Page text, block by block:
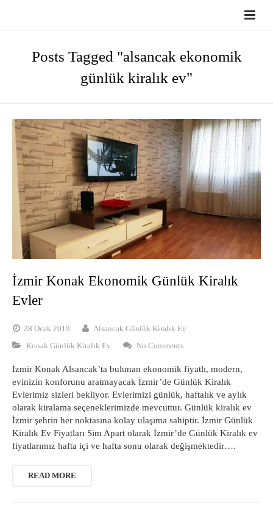
Haberler
İletişim
Posts Tagged "alsancak ekonomik
günlük kiralık ev"
İzmir Konak Ekonomik Günlük Kiralık
Evler
28 Ocak 2019
Alsancak Günlük Kiralık Ev
Konak Günlük Kiralık Ev
No Comments
İzmir Konak Alsancak’ta bulunan ekonomik fiyatlı, modern,
evinizin konforunu aratmayacak İzmir’de Günlük Kiralık
Evlerimiz sizleri bekliyor. Evlerimizi günlük, haftalık ve aylık
olarak kiralama seçeneklerimizde mevcuttur. Günlük kiralık ev
İzmir şehrin her noktasına kolay ulaşıma sahiptir. İzmir Günlük
Kiralık Ev Fiyatları Sim Apart olarak İzmir’de Günlük Kiralık ev
fiyatlarımız hafta içi ve hafta sonu olarak değişmektedir….
READ MORE